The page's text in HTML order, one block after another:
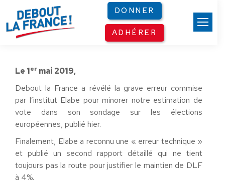
DONNER
ADHÉRER
Le 1er mai 2019,
Debout la France a révélé la grave erreur commise
par l’institut Elabe pour minorer notre estimation de
vote dans son sondage sur les élections
européennes, publié hier.
Finalement, Elabe a reconnu une « erreur technique »
et publié un second rapport détaillé qui ne tient
toujours pas la route pour justifier le maintien de DLF
à 4%.
Panneau de gestion des cookies